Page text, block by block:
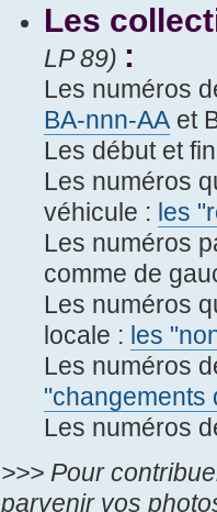
Les
LP 89) :
Les numéros
BA-nnn-AAet
Les début et
Les numéros
véhicule : les
Les numéros
comme de
Les numéros
locale : les
Les numéros
"changements
Les numéros
>>> Pour
parvenir vos